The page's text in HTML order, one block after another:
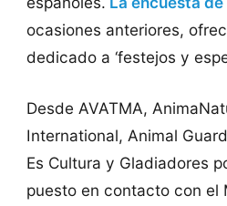
ocasiones anteriores,
dedicado a ‘festejos y
Desde AVATMA,
International, Animal
Es Cultura y Gladiadores
puesto en contacto con el